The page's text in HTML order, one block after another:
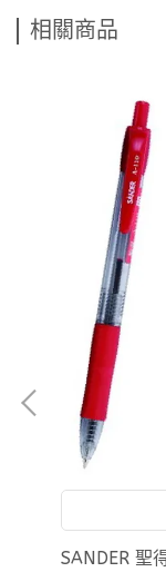
相關商品
SANDER 聖